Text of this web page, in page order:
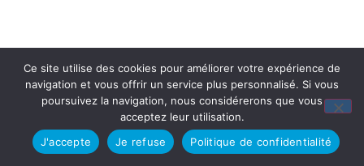
Ce site utilise des cookies pour améliorer votre expérience de
navigation et vous offrir un service plus personnalisé. Si vous
poursuivez la navigation, nous considérerons que vous
acceptez leur utilisation.
J'accepte
Je refuse Politique de confidentialité